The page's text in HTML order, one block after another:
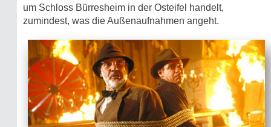
um Schloss Bürresheim in der Osteifel handelt,
zumindest, was die Außenaufnahmen angeht.